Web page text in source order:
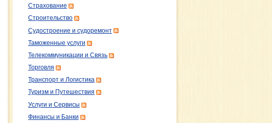
Страхование
Строительство
Судостроение и судоремонт
Таможенные услуги
Телекоммуникации и Связь
Торговля
Транспорт и Логистика
Туризм и Путешествия
Услуги и Сервисы
Финансы и Банки